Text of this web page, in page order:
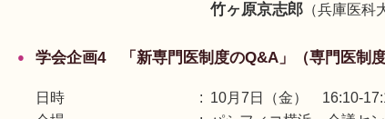
竹ヶ原京志郎 （兵庫医
学会企画4 「新専門医制度のQ&A」（専門医制
日時
10月7日（金） 16:10-